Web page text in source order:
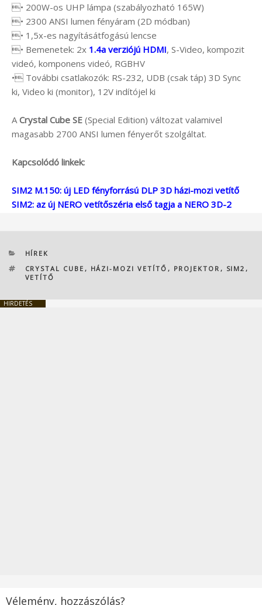
• 200W-os UHP lámpa (szabályozható 165W)
• 2300 ANSI lumen fényáram (2D módban)
• 1,5x-es nagyításátfogású lencse
• Bemenetek: 2x 1.4a verziójú HDMI, S-Video, kompozit
videó, komponens videó, RGBHV
• További csatlakozók: RS-232, UDB (csak táp) 3D Sync
ki, Video ki (monitor), 12V indítójel ki
A Crystal Cube SE (Special Edition) változat valamivel
magasabb 2700 ANSI lumen fényerőt szolgáltat.
Kapcsolódó linkek:
SIM2 M.150: új LED fényforrású DLP 3D házi-mozi vetítő
SIM2: az új NERO vetítőszéria első tagja a NERO 3D-2
KATEGÓRIÁK
HÍREK
CÍMKÉK
CRYSTAL CUBE , HÁZI-MOZI VETÍTŐ , PROJEKTOR , SIM2 ,
VETÍTŐ
HIRDETÉS
Vélemény, hozzászólás?